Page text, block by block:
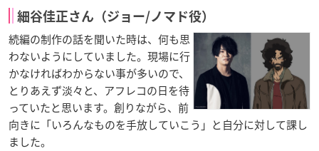
細谷佳正さん（ジョー/ノマド役）
続編の制作の話を聞いた時は、何も思
わないようにしていました。現場に行
かなければわからない事が多いので、
とりあえず淡々と、アフレコの日を待
っていたと思います。創りながら、前
向きに「いろんなものを手放していこう」と自分に対して課し
ました。